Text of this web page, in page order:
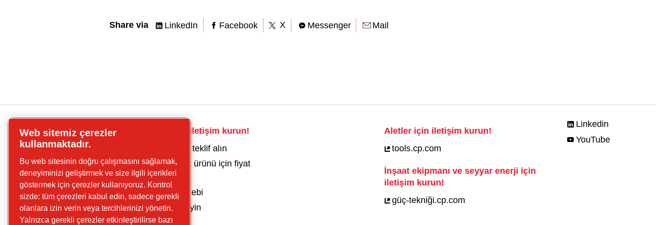
Share via LinkedIn Facebook X Messenger Mail
CP
kompresörler
Aradığınızı bulun
Vidalı
kompresörler
Pistonlu
Kompresörler
Kompresörler için iletişim kurun!
Bir kompresör için teklif alın
Hava şartlandırma ürünü için fiyat
teklifi alın
Parça ve servis talebi
Teknik yardım isteyin
Aletler için iletişim kurun!
tools.cp.com
İnşaat ekipmanı ve seyyar enerji için
iletişim kurun!
güç-tekniği.cp.com
Linkedin
YouTube
Web sitemiz çerezler
kullanmaktadır.
Bu web sitesinin doğru çalışmasını sağlamak,
deneyiminizi geliştirmek ve size ilgili içerikleri
göstermek için çerezler kullanıyoruz. Kontrol
sizde: tüm çerezleri kabul edin, sadece gerekli
olanlara izin verin veya tercihlerinizi yönetin.
Yalnızca gerekli çerezler etkinleştirilirse bazı